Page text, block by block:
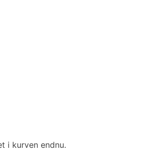
i kurven endnu.